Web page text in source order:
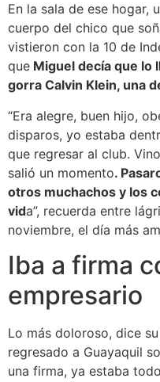
En la sala de ese hogar,
cuerpo del chico que
vistieron con la 10 de
que Miguel decía que lo
gorra Calvin Klein, una
“Era alegre, buen hijo,
disparos, yo estaba
que regresar al club.
salió un momento.
otros muchachos y los
vida”, recuerda entre
noviembre, el día más
Iba a firma
empresario
Lo más doloroso, dice
regresado a Guayaquil
una firma, ya estaba